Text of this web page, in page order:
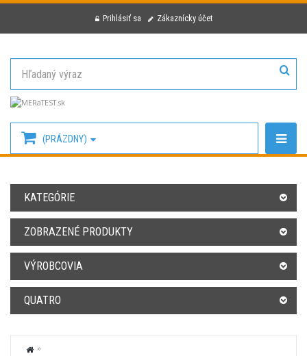
Prihlásiť sa Zákaznícky účet
(PRÁZDNY)
KATEGÓRIE
ZOBRAZENÉ PRODUKTY
VÝROBCOVIA
QUATRO